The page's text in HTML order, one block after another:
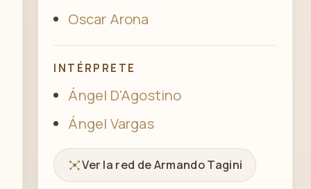
Oscar Arona
INTÉRPRETE
Ángel D'Agostino
Ángel Vargas
Ver la red de Armando Tagini